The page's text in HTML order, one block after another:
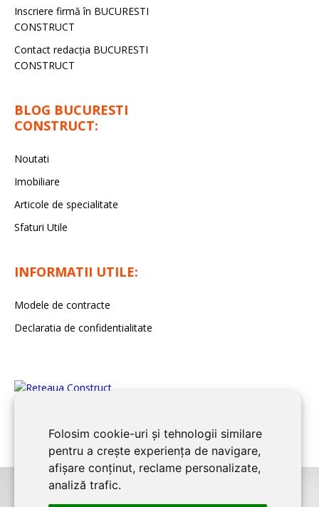
Folosim cookie-uri și tehnologii similare
pentru a crește experiența de navigare,
afișare conținut, reclame personalizate,
analiză trafic.
Inscriere firmă în BUCURESTI
CONSTRUCT
Contact redacţia BUCURESTI
CONSTRUCT
BLOG BUCURESTI
CONSTRUCT:
Noutati
Imobiliare
Articole de specialitate
Sfaturi Utile
INFORMATII UTILE:
Modele de contracte
Declaratia de confidentialitate
BUCURESTI CONSTRUCTeste un serviciu de promovare online